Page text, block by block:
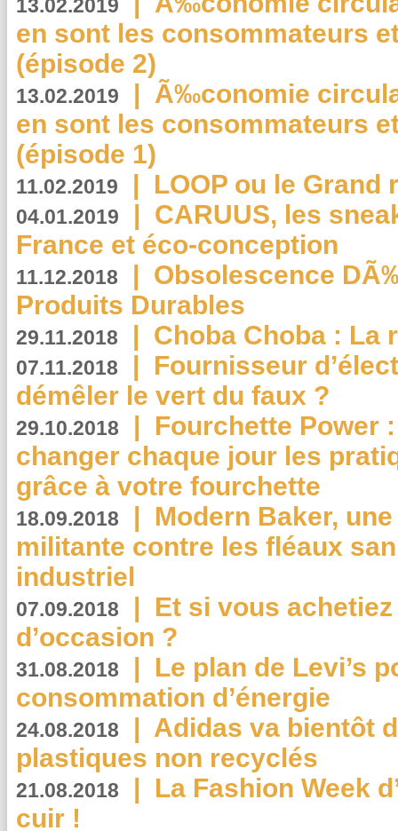
13.02.2019
en sont les consommateurs
(épisode 2)
13.02.2019 | Ã‰conomie
en sont les consommateurs
(épisode 1)
11.02.2019 | LOOP ou le Grand
04.01.2019 | CARUUS, les
France et éco-conception
11.12.2018 | Obsolescence
Produits Durables
29.11.2018 | Choba Choba : La
07.11.2018 | Fournisseur
démêler le vert du faux ?
29.10.2018 | Fourchette Power
changer chaque jour les
grâce à votre fourchette
18.09.2018 | Modern Baker,
militante contre les fléaux
industriel
07.09.2018 | Et si vous
d’occasion ?
31.08.2018 | Le plan de Levi’s
consommation d’énergie
24.08.2018 | Adidas va bientôt
plastiques non recyclés
21.08.2018 | La Fashion Week
cuir !